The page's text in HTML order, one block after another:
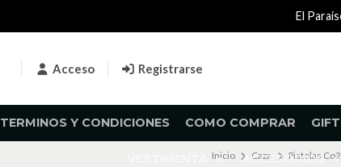
Acceso Registrarse
TERMINOS Y CONDICIONES COMO COMPRAR
ACCESORIOS
El
Inicio Caza Pistolas Co2